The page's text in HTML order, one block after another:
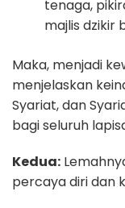
tenaga,
majlis dzikir
Maka, menjadi
menjelaskan
Syariat, dan
bagi seluruh
Kedua:
percaya diri dan